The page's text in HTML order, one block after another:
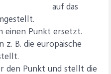
auf das
einen Punkt ersetzt.
z. B. die europäische
den Punkt und stellt die